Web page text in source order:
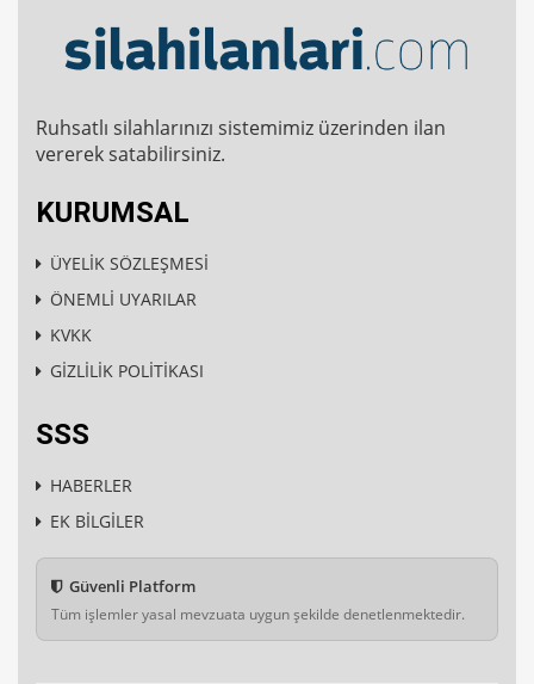
Ruhsatlı silahlarınızı sistemimiz üzerinden ilan
vererek satabilirsiniz.
KURUMSAL
ÜYELİK SÖZLEŞMESİ
ÖNEMLİ UYARILAR
KVKK
GİZLİLİK POLİTİKASI
SSS
HABERLER
EK BİLGİLER
Güvenli Platform
Tüm işlemler yasal mevzuata uygun şekilde denetlenmektedir.